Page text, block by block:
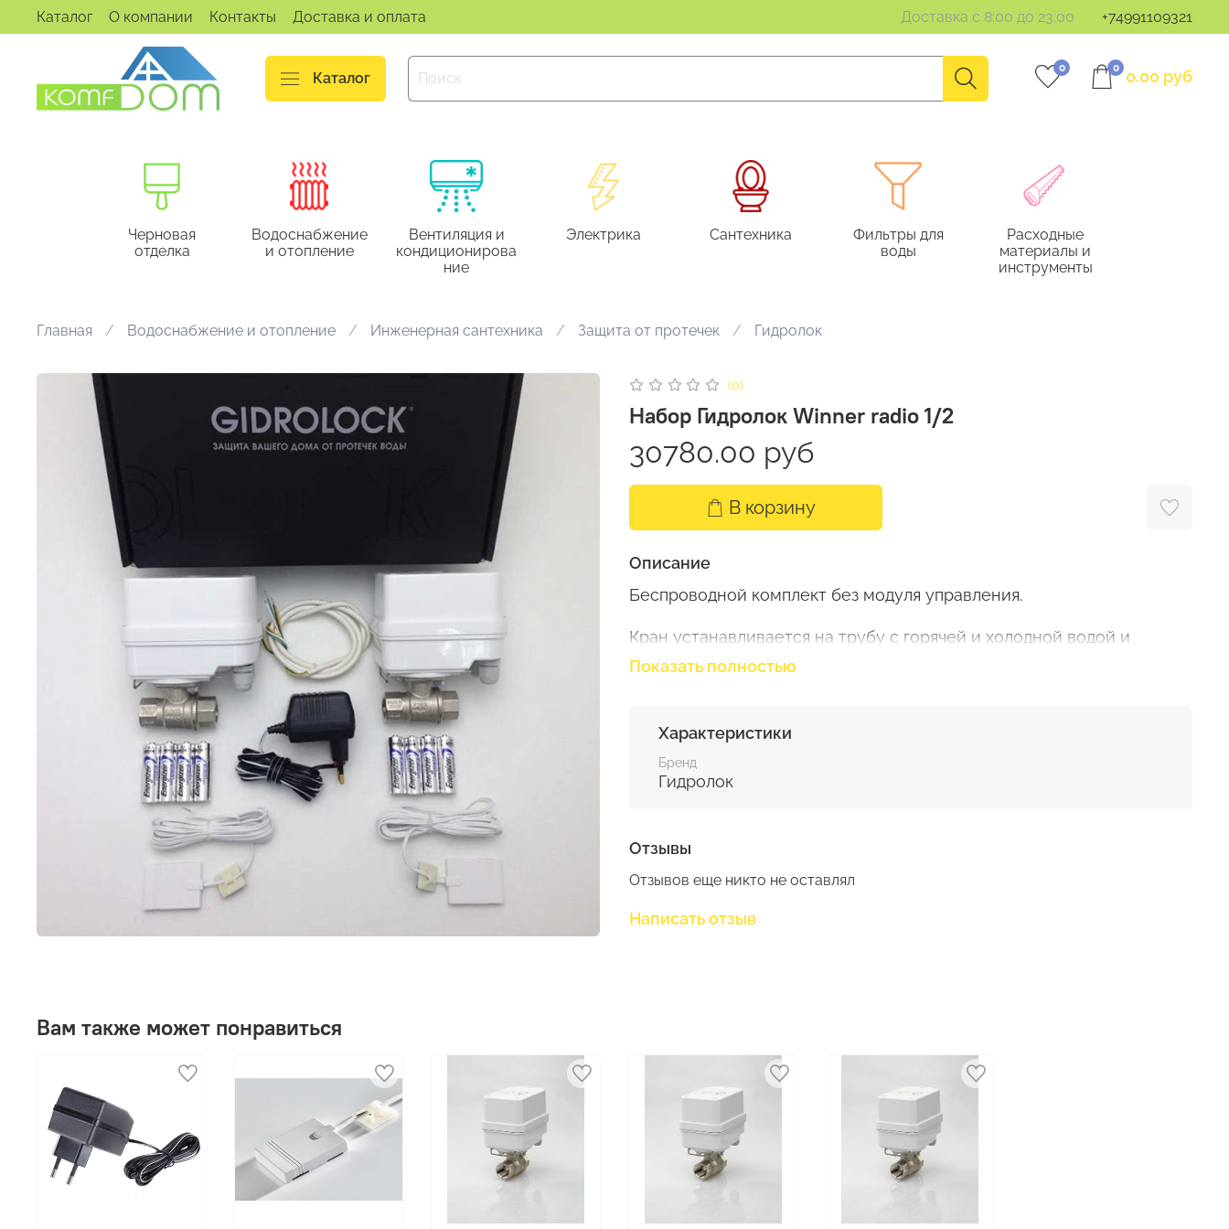
Каталог О компании Контакты Доставка и оплата Доставка с 8:00 до 23:00 +74991109321
Каталог
0 0 0.00 руб
Черновая
отделка
Водоснабжение
и отопление
Вентиляция и
кондиционирова
ние
Электрика Сантехника
Фильтры для
воды
Расходные
материалы и
инструменты
Главная Водоснабжение и отопление Инженерная сантехника Защита от протечек Гидролок
(0)
Набор Гидролок Winner radio 1/2
30780.00 руб
В корзину
Описание
Беспроводной комплект без модуля управления.
Кран устанавливается на трубу с горячей и холодной водой и
перекрывает воду в случае протечки. К нему напрямую (без модуля
В жилых квартирах обычно необходимо 2 крана - на горячую и
холодную воду.
Показать полностью
Характеристики
Бренд
Гидролок
Отзывы
Отзывов еще никто не оставлял
Написать отзыв
Вам также может понравиться